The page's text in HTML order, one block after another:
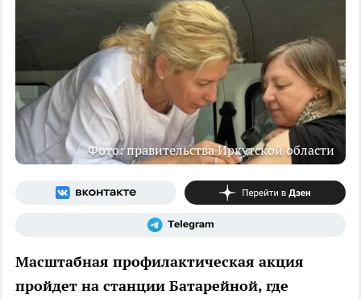
Фото: правительства Иркутской области
Масштабная профилактическая акция
пройдет на станции Батарейной, где